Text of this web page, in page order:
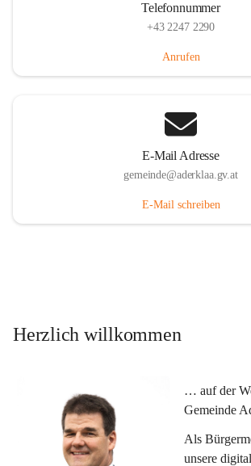
Telefonnummer
+43 2247 2290
Anrufen
E-Mail Adresse
gemeinde@aderklaa.gv.at
E-Mail schreiben
Herzlich willkommen
… auf der
Gemeinde
Als
unsere